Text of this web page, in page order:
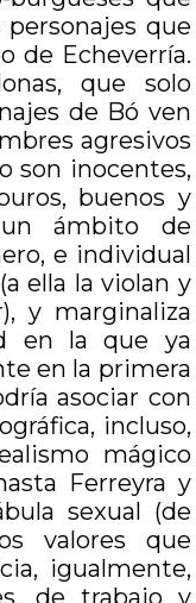
que
de Echeverría.
que solo
de Bó ven
agresivos
son inocentes,
buenos y
un ámbito de
e individual
ella la violan y
y marginaliza
en la que ya
en la primera
asociar con
incluso,
mágico
Ferreyra y
sexual (de
valores que
igualmente,
de trabajo y